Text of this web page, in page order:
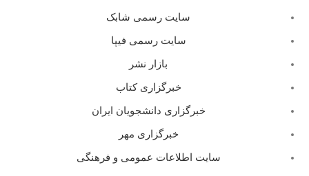
سایت رسمی شابک
سایت رسمی فیپا
بازار نشر
خبرگزاری کتاب
خبرگزاری دانشجویان ایران
خبرگزاری مهر
سایت اطلاعات عمومی و فرهنگی